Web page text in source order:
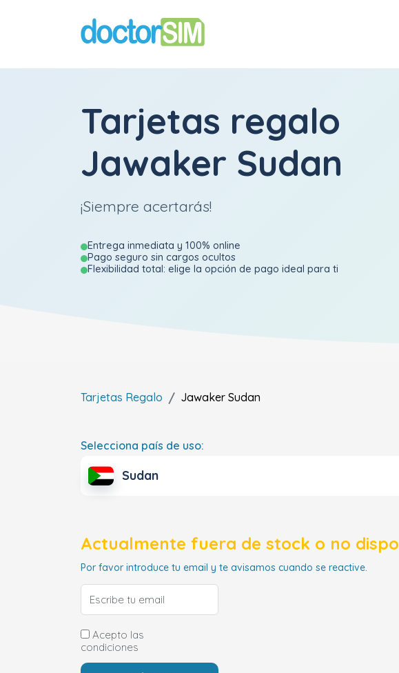
Tarjetas regalo
Jawaker Sudan
¡Siempre acertarás!
Entrega inmediata y 100% online
Pago seguro sin cargos ocultos
Flexibilidad total: elige la opción de pago ideal para ti
Tarjetas Regalo Jawaker Sudan
Selecciona país de uso:
Sudan
Actualmente fuera de stock o no
Por favor introduce tu email y te avisamos cuando se reactive.
Acepto las
condiciones